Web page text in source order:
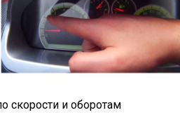
скорости и оборотам